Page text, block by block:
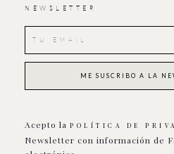
NEWSLETTER
Acepto la POLÍTICA DE
Newsletter con información de